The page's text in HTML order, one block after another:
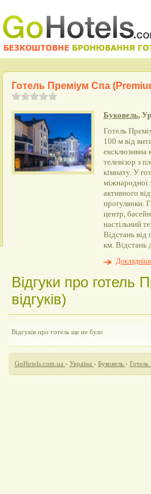
Готель Преміум Спа
Буковель,
Готель
100 м від
ексклюзивна
телевізор з
кімнату. У
міжнародної
активного
прогулянки.
центр,
настільний
Відстань
км. Відстань
Відгуки про
відгуків)
Відгуків про готель ще не було
GoHotels.com.ua › Україна › Буковель ›